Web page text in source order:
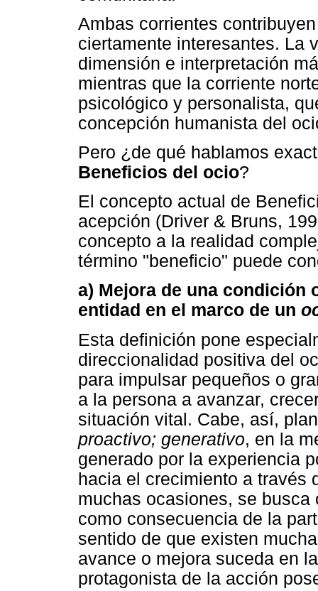
Ambas corrientes
ciertamente interesantes. La
dimensión e interpretación
mientras que la corriente
psicológico y personalista,
concepción humanista del
Pero ¿de qué hablamos
Beneficios del ocio?
El concepto actual de
acepción (Driver & Bruns,
concepto a la realidad
término "beneficio" puede
a) Mejora de una condición
entidad en el marco de un
Esta definición pone
direccionalidad positiva del
para impulsar pequeños o
a la persona a avanzar,
situación vital. Cabe, así,
proactivo; generativo, en la
generado por la experiencia
hacia el crecimiento a través
muchas ocasiones, se
como consecuencia de la
sentido de que existen
avance o mejora suceda en
protagonista de la acción